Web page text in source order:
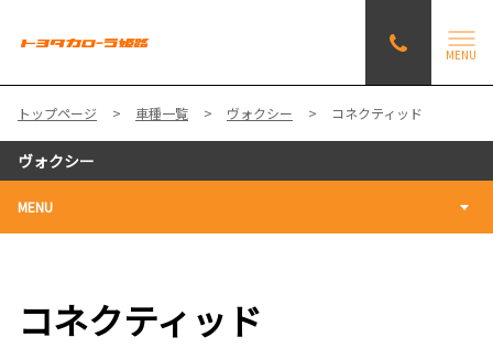
MENU
トップページ 車種一覧 ヴォクシー コネクティッド
ヴォクシー
MENU
コネクティッド